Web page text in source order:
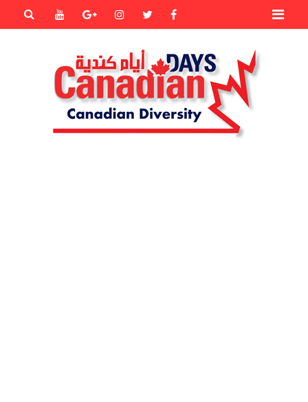
Facebook
Twitter
instagram
Goole+
Youtube